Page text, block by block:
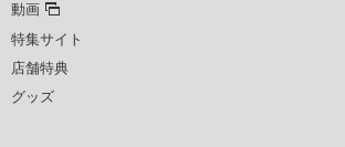
動画
特集サイト
店舗特典
グッズ